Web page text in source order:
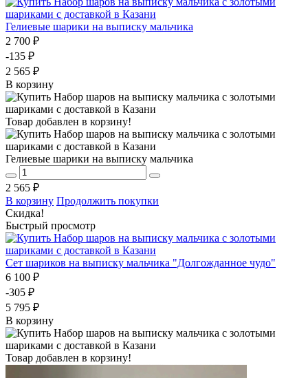
Гелиевые шарики на выписку мальчика
2 700 ₽
-135 ₽
2 565 ₽
В корзину
Товар добавлен в корзину!
Гелиевые шарики на выписку мальчика
2 565 ₽
В корзину Продолжить покупки
Скидка!
Быстрый просмотр
Сет шариков на выписку мальчика "Долгожданное чудо"
6 100 ₽
-305 ₽
5 795 ₽
В корзину
Товар добавлен в корзину!